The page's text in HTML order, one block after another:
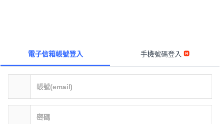
電子信箱帳號登入 手機號碼登入